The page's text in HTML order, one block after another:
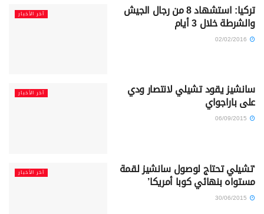
آخر الأخبار تركيا: استشهاد 8 من رجال الجيش
والشرطة خلال 3 أيام
آخر الأخبار سانشيز يقود تشيلي لانتصار ودي
على باراجواي
آخر الأخبار ‘تشيلي تحتاج لوصول سانشيز لقمة
مستواه بنهائي كوبا أمريكا’